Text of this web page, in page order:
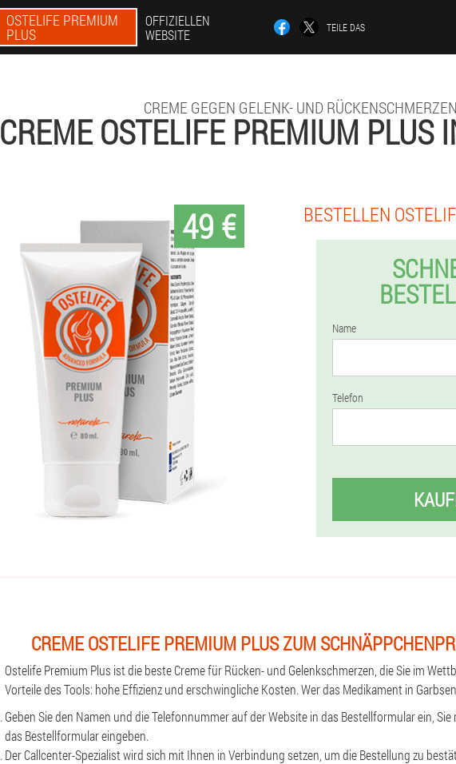
OSTELIFE PREMIUM
PLUS
OFFIZIELLEN
WEBSITE
TEILE DAS
CREME GEGEN GELENK- UND RÜCKENSCHMERZEN
CREME OSTELIFE PREMIUM PLUS
49 € BESTELLEN
Name
Telefon
CREME OSTELIFE PREMIUM PLUS ZUM
Ostelife Premium Plus ist die beste Creme für Rücken- und Gelenkschmerzen, die Sie im
Vorteile des Tools: hohe Effizienz und erschwingliche Kosten. Wer das Medikament in
Geben Sie den Namen und die Telefonnummer auf der Website in das Bestellformular ein,
das Bestellformular eingeben.
Der Callcenter-Spezialist wird sich mit Ihnen in Verbindung setzen, um die Bestellung zu